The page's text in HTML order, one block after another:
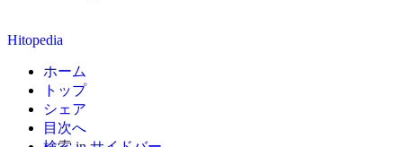
Hitopedia
ホーム
トップ
シェア
目次へ